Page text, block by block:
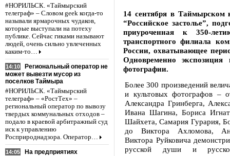
#НОРИЛЬСК. «Таймырский
телеграф» – Словом geek когда-то
называли ярмарочных чудаков,
которые выступали на потеху
публике. Сейчас гиками называют
людей, очень сильно увлеченных
каким-то…
14:10
Региональный оператор не
может вывезти мусор из
поселков Таймыра
#НОРИЛЬСК. «Таймырский
телеграф» – «РостТех» –
региональный оператор по вывозу
твердых коммунальных отходов –
подало в краевой арбитражный суд
иск к управлению
Росприроднадзора. Оператор…
14:05
На предприятиях
14 сентября в Таймырском
“Российское застолье”,
приуроченная к 350-
транспортного филиала
России, охватывающее
Одновременно экспозиция
фотографии.
Более 300 произведений
и культовых фотографов –
Александра Гринберга,
Ивана Шагина, Бориса
Шайхета, Самария Гурария,
до Виктора Ахломова,
Виктора Руйковича
русской души и